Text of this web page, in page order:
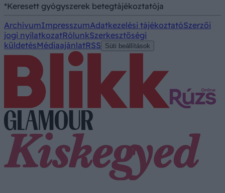
*Keresett gyógyszerek betegtájékoztatója
ArchívumImpresszumAdatkezelési tájékoztatóSzerzői
jogi nyilatkozatRólunkSzerkesztőségi
küldetésMédiaajánlatRSS Süti beállítások